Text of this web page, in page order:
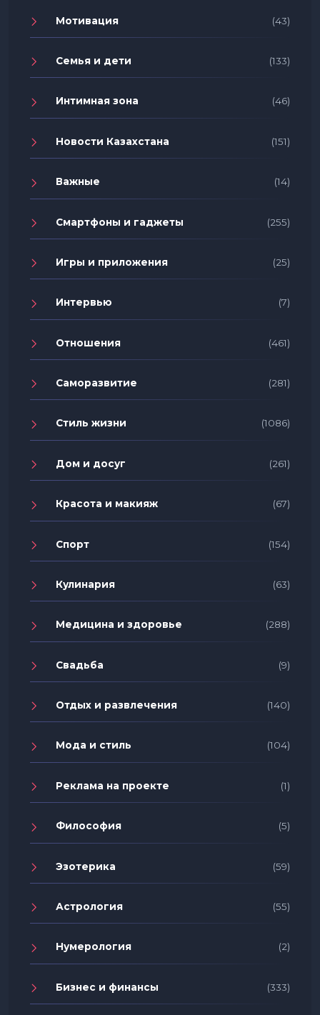
Мотивация (43)
Семья и дети (133)
Интимная зона (46)
Новости Казахстана (151)
Важные (14)
Смартфоны и гаджеты (255)
Игры и приложения (25)
Интервью (7)
Отношения (461)
Саморазвитие (281)
Стиль жизни (1086)
Дом и досуг (261)
Красота и макияж (67)
Спорт (154)
Кулинария (63)
Медицина и здоровье (288)
Свадьба (9)
Отдых и развлечения (140)
Мода и стиль (104)
Реклама на проекте (1)
Философия (5)
Эзотерика (59)
Астрология (55)
Нумерология (2)
Бизнес и финансы (333)